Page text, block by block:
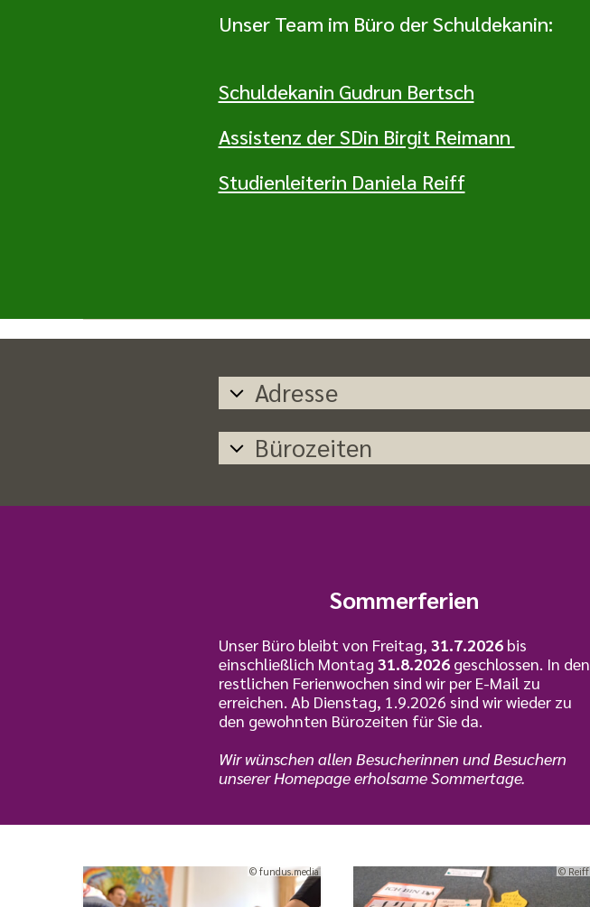
Unser Team im Büro der Schuldekanin:
Schuldekanin Gudrun Bertsch
Assistenz der SDin Birgit Reimann
Studienleiterin Daniela Reiff
Adresse
Bürozeiten
Sommerferien
Unser Büro bleibt von Freitag, 31.7.2026bis
einschließlich Montag 31.8.2026geschlossen. In den
restlichen Ferienwochen sind wir per E-Mail zu
erreichen. Ab Dienstag, 1.9.2026 sind wir wieder zu
den gewohnten Bürozeiten für Sie da.
Wir wünschen allen Besucherinnen und Besuchern
unserer Homepage erholsame Sommertage.
© fundus.media © Reiff